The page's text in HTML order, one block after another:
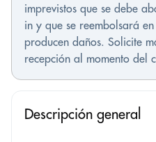
imprevistos que se debe
in y que se reembolsará
producen daños. Solicite
recepción al momento del
Descripción general